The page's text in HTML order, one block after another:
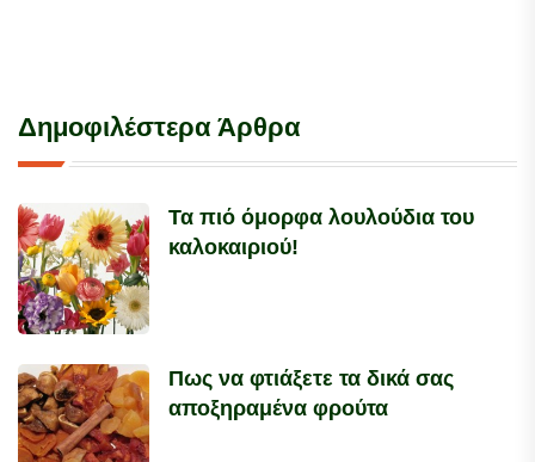
Δημοφιλέστερα Άρθρα
Τα πιό όμορφα λουλούδια του
καλοκαιριού!
Πως να φτιάξετε τα δικά σας
αποξηραμένα φρούτα